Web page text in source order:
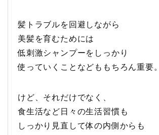
髪トラブルを回避しながら
美髪を育むためには
低刺激シャンプーをしっかり
使っていくことなどももちろん重要。
けど、それだけでなく、
食生活など日々の生活習慣も
しっかり見直して体の内側からも